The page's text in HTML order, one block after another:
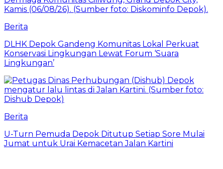
Berita
DLHK Depok Gandeng Komunitas Lokal Perkuat
Konservasi Lingkungan Lewat Forum ‘Suara
Lingkungan’
Berita
U-Turn Pemuda Depok Ditutup Setiap Sore Mulai
Jumat untuk Urai Kemacetan Jalan Kartini